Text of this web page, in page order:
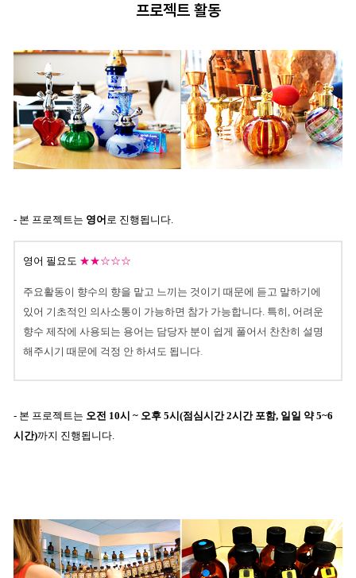
프로젝트 활동
- 본 프로젝트는 영어 로 진행됩니다.
영어 필요도 ★★☆☆☆
주요활동이 향수의 향을 맡고 느끼는 것이기 때문에 듣고 말하기에
있어 기초적인 의사소통이 가능하면 참가 가능합니다. 특히, 어려운
향수 제작에 사용되는 용어는 담당자 분이 쉽게 풀어서 찬찬히 설명
해주시기 때문에 걱정 안 하셔도 됩니다
- 본 프로젝트는 오전 10시 ~ 오후 5시(점심시간 2시간 포함, 일일 약 5~6
시간)까지 진행됩니다.